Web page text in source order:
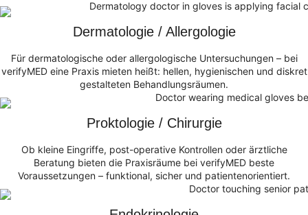
Dermatologie / Allergologie
Für dermatologische oder allergologische Untersuchungen – bei
verifyMED eine Praxis mieten heißt: hellen, hygienischen und diskret
gestalteten Behandlungsräumen.
Proktologie / Chirurgie
Ob kleine Eingriffe, post-operative Kontrollen oder ärztliche
Beratung bieten die Praxisräume bei verifyMED beste
Voraussetzungen – funktional, sicher und patientenorientiert.